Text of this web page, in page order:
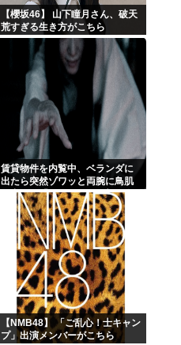
【櫻坂46】 山下瞳月さん、破天
荒すぎる生き方がこちら
賃貸物件を内覧中、ベランダに
出たら突然ゾワッと両腕に鳥肌
が出た。「やっぱりこの部屋嫌
だ」と思った瞬間、体が前にド
ンッと突き飛ばされて…
【NMB48】 「ご乱心！士キャン
プ」出演メンバーがこちら